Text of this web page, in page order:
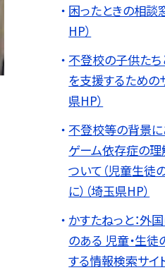
困ったときの相談
HP）
不登校の子供た
を支援するための
県HP）
不登校等の背景に
ゲーム依存症の
ついて（児童生徒
に）（埼玉県HP）
かすたねっと：外
のある 児童・生
する情報検索サイ